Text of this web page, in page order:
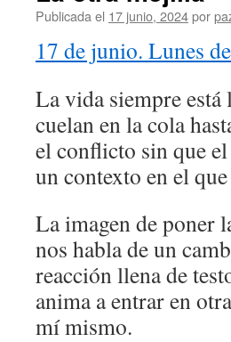
Publicada el 17 junio, 2024por
17 de junio. Lunes
La vida siempre está
cuelan en la cola
el conflicto sin que
un contexto en el
La imagen de poner
nos habla de un
reacción llena de
anima a entrar en
mí mismo.